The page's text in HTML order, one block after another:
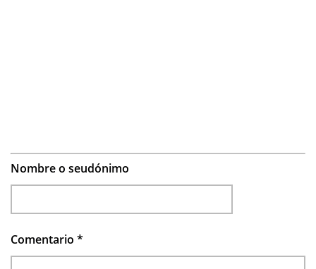
Nombre o seudónimo
Comentario *